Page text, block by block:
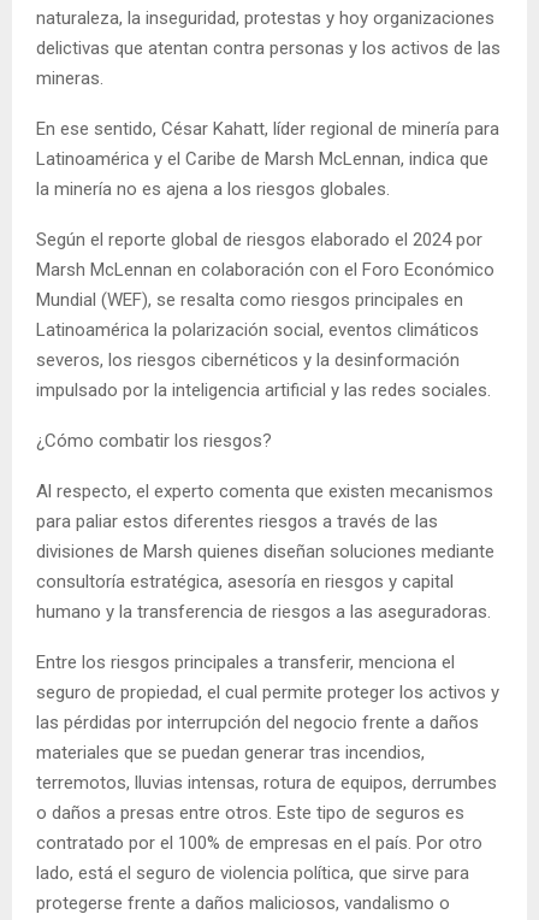
naturaleza, la inseguridad, protestas y hoy organizaciones
delictivas que atentan contra personas y los activos de las
mineras.
En ese sentido, César Kahatt, líder regional de minería para
Latinoamérica y el Caribe de Marsh McLennan, indica que
la minería no es ajena a los riesgos globales.
Según el reporte global de riesgos elaborado el 2024 por
Marsh McLennan en colaboración con el Foro Económico
Mundial (WEF), se resalta como riesgos principales en
Latinoamérica la polarización social, eventos climáticos
severos, los riesgos cibernéticos y la desinformación
impulsado por la inteligencia artificial y las redes sociales.
¿Cómo combatir los riesgos?
Al respecto, el experto comenta que existen mecanismos
para paliar estos diferentes riesgos a través de las
divisiones de Marsh quienes diseñan soluciones mediante
consultoría estratégica, asesoría en riesgos y capital
humano y la transferencia de riesgos a las aseguradoras.
Entre los riesgos principales a transferir, menciona el
seguro de propiedad, el cual permite proteger los activos y
las pérdidas por interrupción del negocio frente a daños
materiales que se puedan generar tras incendios,
terremotos, lluvias intensas, rotura de equipos, derrumbes
o daños a presas entre otros. Este tipo de seguros es
contratado por el 100% de empresas en el país. Por otro
lado, está el seguro de violencia política, que sirve para
protegerse frente a daños maliciosos, vandalismo o